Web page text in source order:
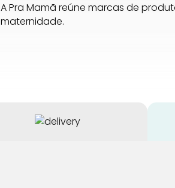
A Pra Mamã reúne marcas de
maternidade.